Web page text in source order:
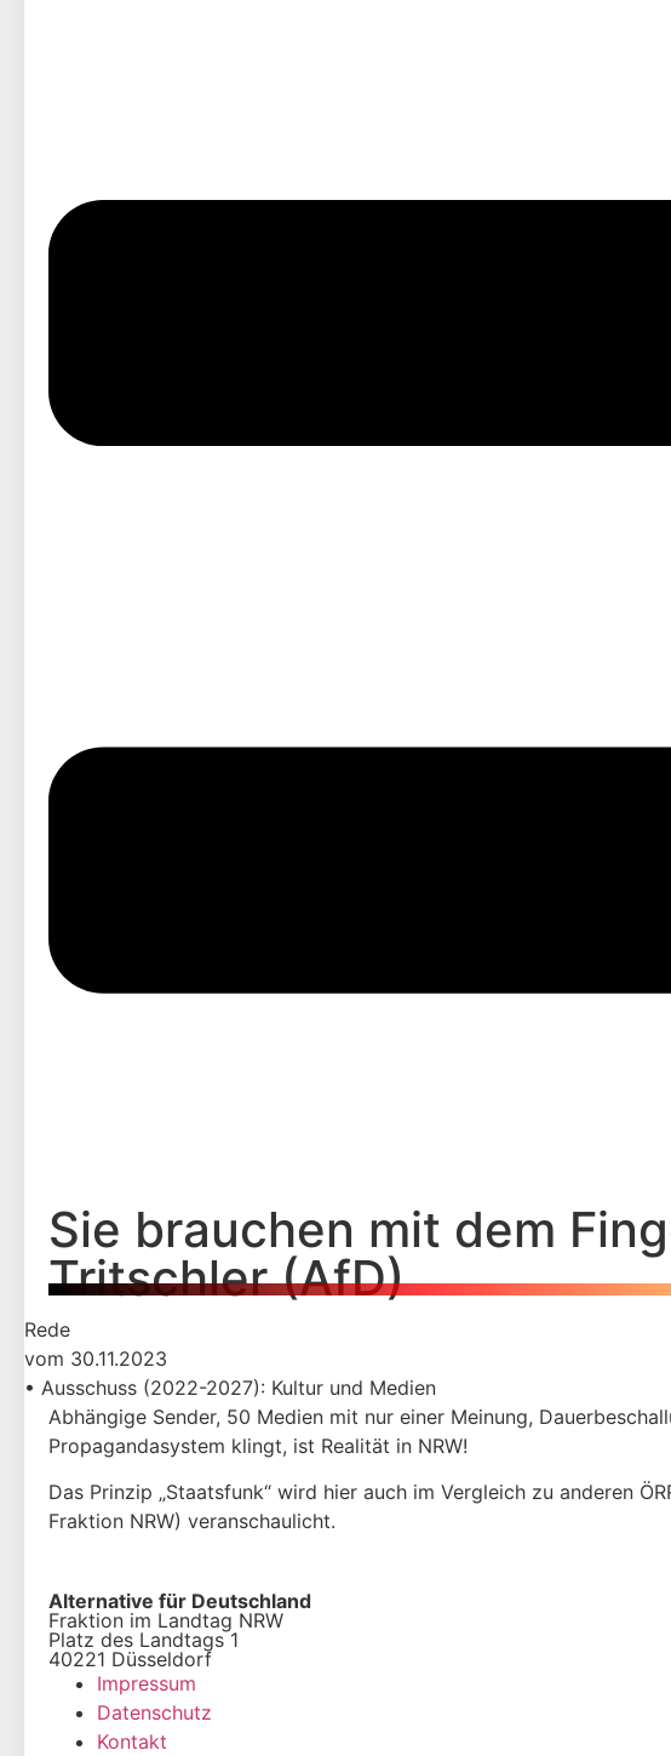
Sie brauchen mit dem
Tritschler (AfD)
Rede
vom 30.11.2023
• Ausschuss (2022-2027): Kultur und Medien
Abhängige Sender, 50 Medien mit nur einer Meinung,
Propagandasystem klingt, ist Realität in NRW!
Das Prinzip „Staatsfunk“ wird hier auch im Vergleich zu anderen
Fraktion NRW) veranschaulicht.
Alternative für Deutschland
Fraktion im Landtag NRW
Platz des Landtags 1
40221 Düsseldorf
Impressum
Datenschutz
Kontakt